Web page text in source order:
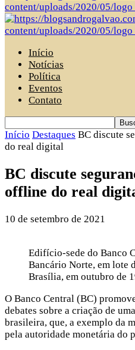
Início
Notícias
Política
Eventos
Contato
Início Destaques BC discute
do real digital
BC discute
offline do real
10 de setembro de 2021
Edifício-sede do Banco
Bancário Norte, em lote
Brasília, em outubro de
O Banco Central (BC)
debates sobre a criação de
brasileira, que, a exemplo da
pela autoridade monetária do